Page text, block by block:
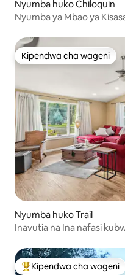
Nyumba huko Chiloquin
Nyumba ya Mbao ya
Kipendwa cha wageni
Kipendwa cha wageni
Nyumba huko Trail
Kipendwa maarufu cha
Kipendwa cha wageni